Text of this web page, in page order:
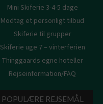
Mini Skiferie 3-4-5 dage
Modtag et personligt tilbud
Skiferie til grupper
Skiferie uge 7 – vinterferien
Thinggaards egne hoteller
Rejseinformation/FAQ
POPULÆRE REJSEMÅL